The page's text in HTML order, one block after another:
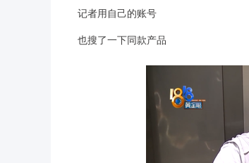
记者用自己的账号
也搜了一下同款产品